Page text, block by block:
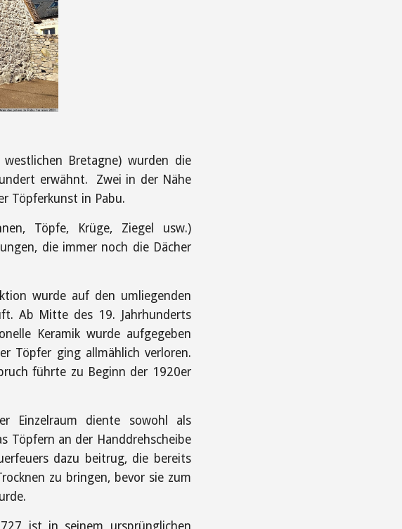
Bretagne) wurden die
erwähnt. Zwei in der Nähe
Töpferkunst in Pabu.
Töpfe, Krüge, Ziegel usw.)
die immer noch die Dächer
wurde auf den umliegenden
Ab Mitte des 19. Jahrhunderts
Keramik wurde aufgegeben
Töpfer ging allmählich verloren.
führte zu Beginn der 1920er
Einzelraum diente sowohl als
Töpfern an der Handdrehscheibe
dazu beitrug, die bereits
zu bringen, bevor sie zum
ist in seinem ursprünglichen